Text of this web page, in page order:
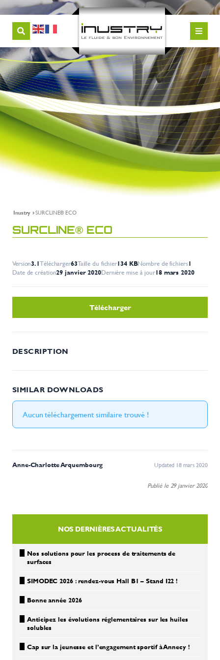
Inustry SURCLINE® ECO
SURCLINE® ECO
Version3.1Télécharger63Taille du fichier134 KBNombre de fichiers1
Date de création29 janvier 2020Dernière mise à jour18 mars 2020
Télécharger
DESCRIPTION
SIMILAR DOWNLOADS
Aucun téléchargement similaire trouvé !
Anne-Charlotte Arquembourg Updated 18 mars 2020
Publié le 29 janvier 2020
NOS DERNIÈRES ACTUALITÉS
Nos solutions pour les process de traitements de
surfaces
SIMODEC 2026 : rendez-vous Hall B1 – Stand I22 !
Bonne année 2026
Anticipez les évolutions réglementaires sur les huiles
solubles
Cap sur la jeunesse et l’engagement sportif à Annecy !